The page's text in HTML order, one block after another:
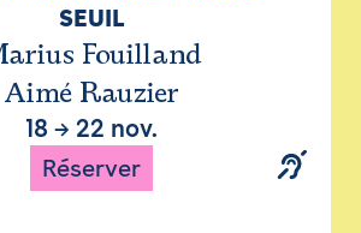
SEUIL
Fouilland
Aimé Rauzier
18 → 22 nov.
Réserver